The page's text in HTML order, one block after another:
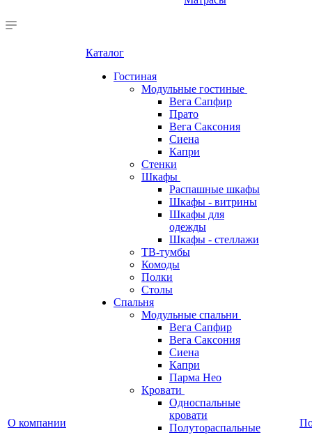
О компании
Каталог
Гостиная
Модульные гостиные
Вега Сапфир
Прато
Вега Саксония
Сиена
Капри
Стенки
Шкафы
Распашные шкафы
Шкафы - витрины
Шкафы для
одежды
Шкафы - стеллажи
ТВ-тумбы
Комоды
Полки
Столы
Спальня
Модульные спальни
Вега Сапфир
Вега Саксония
Сиена
Капри
Парма Нео
Кровати
Односпальные
кровати
Полутораспальные